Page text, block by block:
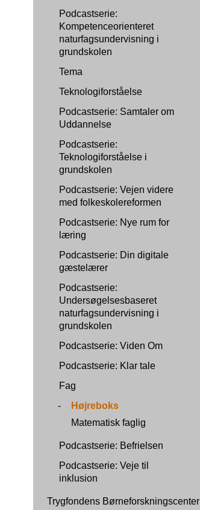
Podcastserie:
Kompetenceorienteret
naturfagsundervisning i
grundskolen
Tema
Teknologiforståelse
Podcastserie: Samtaler om
Uddannelse
Podcastserie:
Teknologiforståelse i
grundskolen
Podcastserie: Vejen videre
med folkeskolereformen
Podcastserie: Nye rum for
læring
Podcastserie: Din digitale
gæstelærer
Podcastserie:
Undersøgelsesbaseret
naturfagsundervisning i
grundskolen
Podcastserie: Viden Om
Podcastserie: Klar tale
Fag
-
Højreboks
Matematisk faglig
Podcastserie: Befrielsen
Podcastserie: Veje til
inklusion
Trygfondens Børneforskningscenter